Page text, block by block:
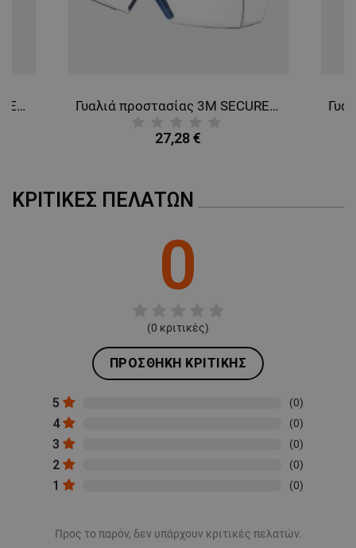
Γυαλιά προστασίας 3M SECUREFIT SF 1О2 BLUE Γυαλιά προστασίας 3M SECUREFIT SF 37О1
27,28 €
ΚΡΙΤΙΚΈΣ ΠΕΛΑΤΏΝ
0
(0 κριτικές)
ΠΡΟΣΘΉΚΗ ΚΡΙΤΙΚΉΣ
5 (0)
4 (0)
3 (0)
2 (0)
1 (0)
Προς το παρόν, δεν υπάρχουν κριτικές πελατών.